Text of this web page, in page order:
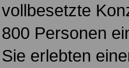
vollbesetzte
800 Personen
Sie erlebten